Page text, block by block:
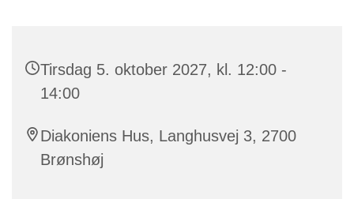
Tirsdag 5. oktober 2027, kl. 12:00 -
14:00
Diakoniens Hus, Langhusvej 3, 2700
Brønshøj